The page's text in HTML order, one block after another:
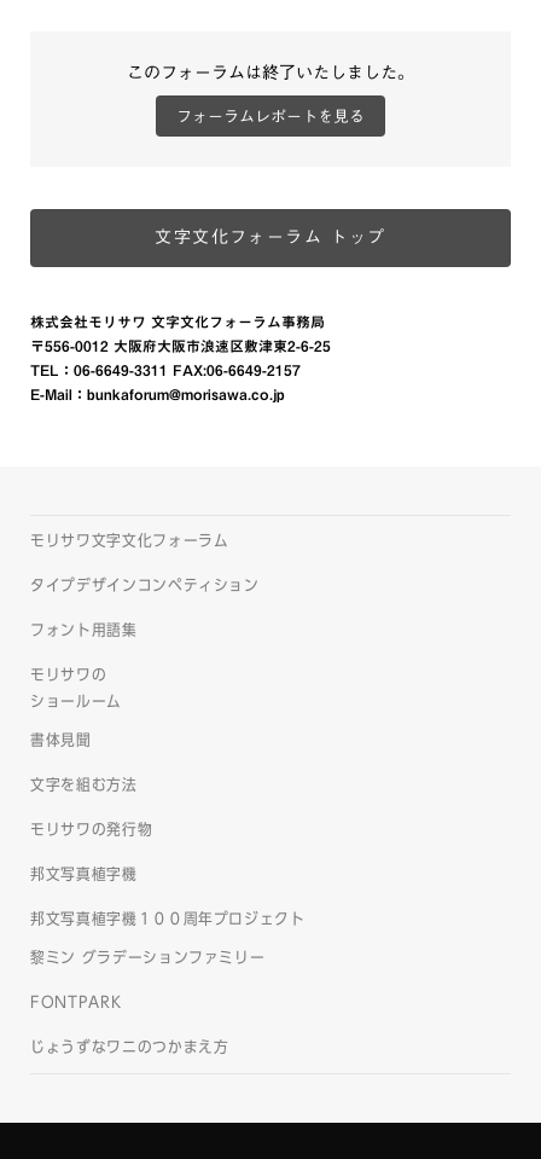
このフォーラムは終了いたしました。
フォーラムレポートを見る
文字文化フォーラム トップ
株式会社モリサワ 文字文化フォーラム事務局
〒556-0012 大阪府大阪市浪速区敷津東2-6-25
TEL： 06-6649-3311 FAX:06-6649-2157
E-Mail： bunkaforum@morisawa.co.jp
モリサワ文字文化フォーラム
タイプデザインコンペティション
フォント用語集
モリサワの
ショールーム
書体見聞
文字を組む方法
モリサワの発行物
邦文写真植字機
邦文写真植字機１００周年プロジェクト
黎ミン グラデーションファミリー
FONTPARK
じょうずなワニのつかまえ方